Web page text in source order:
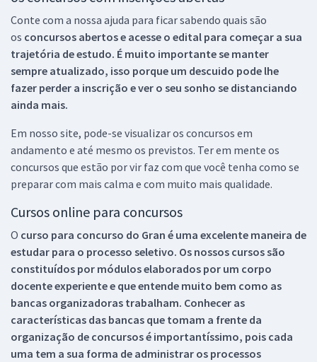
Conte com a nossa ajuda para ficar sabendo quais são
os concursos abertos e acesse o edital para começar a sua
trajetória de estudo. É muito importante se manter
sempre atualizado, isso porque um descuido pode lhe
fazer perder a inscrição e ver o seu sonho se distanciando
ainda mais.
Em nosso site, pode-se visualizar os concursos em
andamento e até mesmo os previstos. Ter em mente os
concursos que estão por vir faz com que você tenha como se
preparar com mais calma e com muito mais qualidade.
Cursos online para concursos
O curso para concurso do Gran é uma excelente maneira de
estudar para o processo seletivo. Os nossos cursos são
constituídos por módulos elaborados por um corpo
docente experiente e que entende muito bem como as
bancas organizadoras trabalham. Conhecer as
características das bancas que tomam a frente da
organização de concursos é importantíssimo, pois cada
uma tem a sua forma de administrar os processos